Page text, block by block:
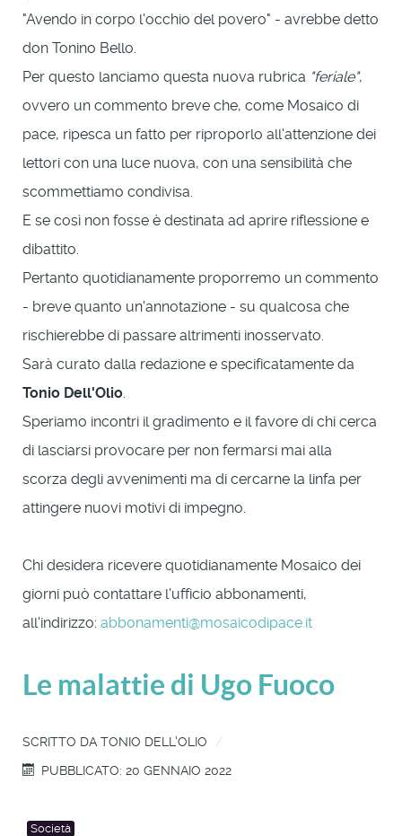
"Avendo in corpo l'occhio del povero" - avrebbe detto
don Tonino Bello.
Per questo lanciamo questa nuova rubrica "feriale",
ovvero un commento breve che, come Mosaico di
pace, ripesca un fatto per riproporlo all'attenzione dei
lettori con una luce nuova, con una sensibilità che
scommettiamo condivisa.
E se così non fosse è destinata ad aprire riflessione e
dibattito.
Pertanto quotidianamente proporremo un commento
- breve quanto un'annotazione - su qualcosa che
rischierebbe di passare altrimenti inosservato.
Sarà curato dalla redazione e specificatamente da
Tonio Dell'Olio
Speriamo incontri il gradimento e il favore di chi cerca
di lasciarsi provocare per non fermarsi mai alla
scorza degli avvenimenti ma di cercarne la linfa per
attingere nuovi motivi di impegno.
Chi desidera ricevere quotidianamente Mosaico dei
giorni può contattare l'ufficio abbonamenti,
all'indirizzo: abbonamenti@mosaicodipace.it
Le malattie di Ugo Fuoco
SCRITTO DA TONIO DELL'OLIO
PUBBLICATO: 20 GENNAIO 2022
Società